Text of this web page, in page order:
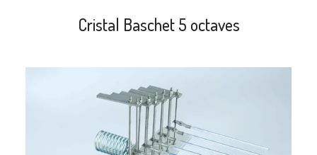
Cristal Baschet 5 octaves